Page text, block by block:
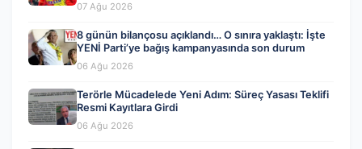
07 Ağu 2026
8 günün bilançosu açıklandı… O sınıra yaklaştı: İşte
YENİ Parti’ye bağış kampanyasında son durum
06 Ağu 2026
Terörle Mücadelede Yeni Adım: Süreç Yasası Teklifi
Resmi Kayıtlara Girdi
06 Ağu 2026